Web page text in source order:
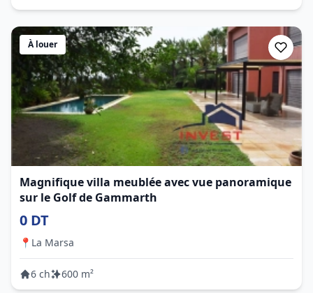
À louer
Magnifique villa meublée avec vue panoramique
sur le Golf de Gammarth
0 DT
📍 La Marsa
6 ch 600 m²